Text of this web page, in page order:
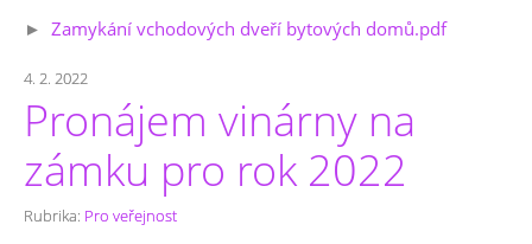
► Zamykání vchodových dveří bytových domů.pdf
4. 2. 2022
Pronájem vinárny na
zámku pro rok 2022
Rubrika: Pro veřejnost